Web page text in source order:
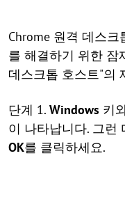
Chrome 원격 데스
를 해결하기 위한 잠
데스크톱 호스트"의
단계 1. Windows 키
이 나타납니다. 그런
OK를 클릭하세요.